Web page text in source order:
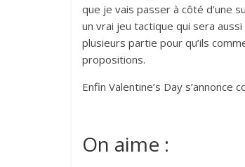
que je vais passer à côté d’une
un vrai jeu tactique qui sera
plusieurs partie pour qu’ils
propositions.
Enfin Valentine’s Day
On aime :